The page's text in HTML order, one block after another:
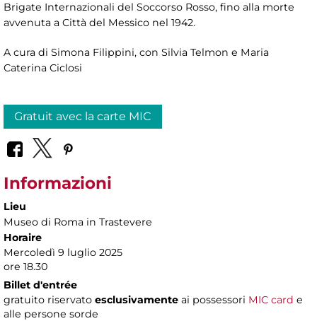
Brigate Internazionali del Soccorso Rosso, fino alla morte
avvenuta a Città del Messico nel 1942.
A cura di Simona Filippini, con Silvia Telmon e Maria
Caterina Ciclosi
Gratuit avec la carte MIC
Informazioni
Lieu
Museo di Roma in Trastevere
Horaire
Mercoledì 9 luglio 2025
ore 18.30
Billet d'entrée
gratuito riservato esclusivamente ai possessori MIC card e
alle persone sorde